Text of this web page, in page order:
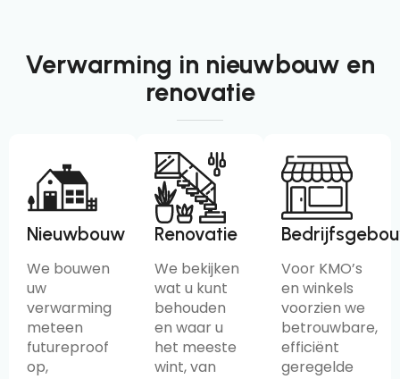
Verwarming in nieuwbouw en
renovatie
Nieuwbouw
We bouwen
uw
verwarming
meteen
futureproof
op,
Renovatie
We bekijken
wat u kunt
behouden
en waar u
het meeste
wint, van
Voor KMO’s
en winkels
voorzien we
betrouwbare,
efficiënt
geregelde